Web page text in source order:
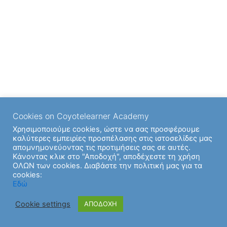
Cookies on Coyotelearner Academy
Χρησιμοποιούμε cookies, ώστε να σας προσφέρουμε
καλύτερες εμπειρίες προσπέλασης στις ιστοσελίδες μας
απομνημονεύοντας τις προτιμήσεις σας σε αυτές.
Κάνοντας κλικ στο "Αποδοχή", αποδέχεστε τη χρήση
ΟΛΩΝ των cookies. Διαβάστε την πολιτική μας για τα
cookies:
Εδώ
Cookie settings ΑΠΟΔΟΧΗ